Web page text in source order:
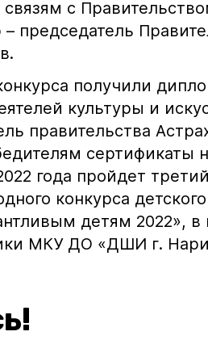
связям с
– председатель
получили
культуры и
правительства
сертификаты
года пройдет
конкурса
детям 2022»,
МКУ ДО «ДШИ г.